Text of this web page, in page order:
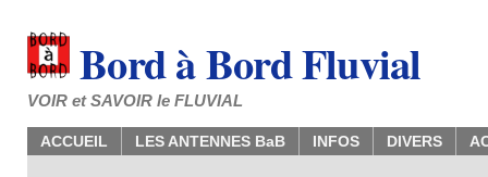
Bord à Bord Fluvial
VOIR et SAVOIR le FLUVIAL
ACCUEIL LES ANTENNES BaB INFOS DIVERS